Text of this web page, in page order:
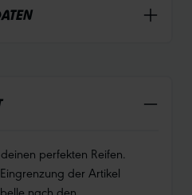
perfekten Reifen.
der Artikel
nach den